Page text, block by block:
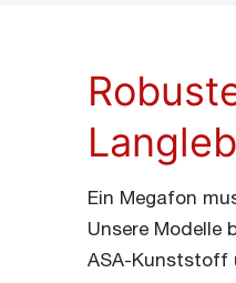
Ein Megafon
Unsere Modelle
ASA-Kunststoff